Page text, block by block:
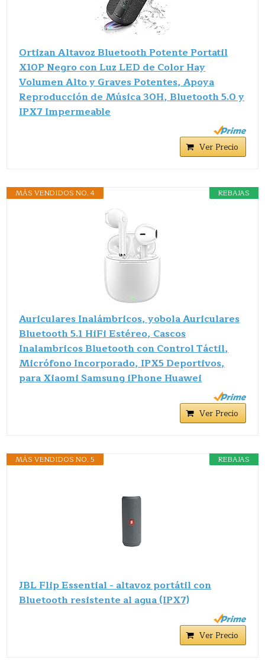
Ortizan Altavoz Bluetooth Potente Portatil
X10P Negro con Luz LED de Color Hay
Volumen Alto y Graves Potentes, Apoya
Reproducción de Música 30H, Bluetooth 5.0 y
IPX7 Impermeable
Ver Precio
REBAJAS
MÁS VENDIDOS NO. 4
Auriculares Inalámbricos, yobola Auriculares
Bluetooth 5.1 HiFi Estéreo, Cascos
Inalambricos Bluetooth con Control Táctil,
Micrófono Incorporado, IPX5 Deportivos,
para Xiaomi Samsung iPhone Huawei
Ver Precio
REBAJAS
MÁS VENDIDOS NO. 5
JBL Flip Essential - altavoz portátil con
Bluetooth resistente al agua (IPX7)
Ver Precio